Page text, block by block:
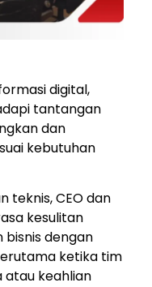
digital,
tantangan
dan
kebutuhan
teknis, CEO dan
kesulitan
dengan
ketika tim
atau keahlian